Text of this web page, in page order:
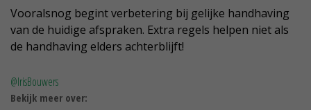
Vooralsnog begint verbetering bij gelijke handhaving
van de huidige afspraken. Extra regels helpen niet als
de handhaving elders achterblijft!
@IrisBouwers
Bekijk meer over: